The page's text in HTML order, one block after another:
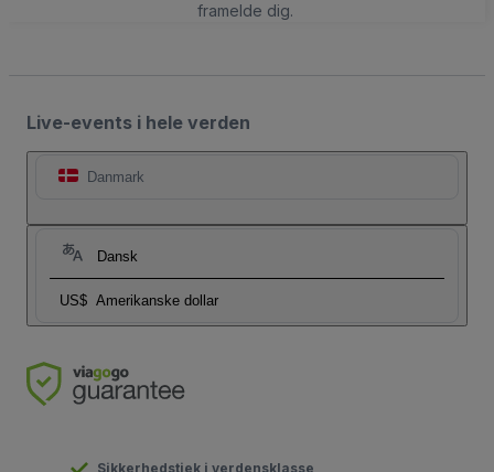
framelde dig.
Live-events i hele verden
Danmark
Dansk
US$ Amerikanske dollar
Sikkerhedstjek i verdensklasse